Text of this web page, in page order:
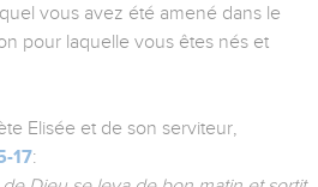
vous avez été amené dans le
pour laquelle vous êtes nés et
Elisée et de son serviteur,
17: